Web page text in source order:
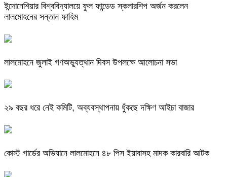
ইন্দোনেশিয়ার বিশ্ববিদ্যালয়ে ফুল ফান্ডেড স্কলারশিপ অর্জন করলেন
লালমোহনের সন্তান ফাহিম
লালমোহনে জুলাই গণঅভ্যুত্থান দিবস উপলক্ষে আলোচনা সভা
২৯ বছর ধরে নেই কমিটি, অব্যবস্থাপনায় ধুঁকছে দক্ষিণ আইচা বাজার
কোস্ট গার্ডের অভিযানে লালমোহনে ৪৮ পিস ইয়াবাসহ মাদক কারবারি আটক